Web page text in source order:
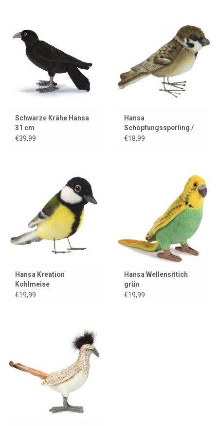
Schwarze Krähe Hansa
31 cm
€39,99
Hansa
Schöpfungssperling /
Feldsperling
€18,99
Hansa Kreation
Kohlmeise
€19,99
Hansa Wellensittich
grün
€19,99